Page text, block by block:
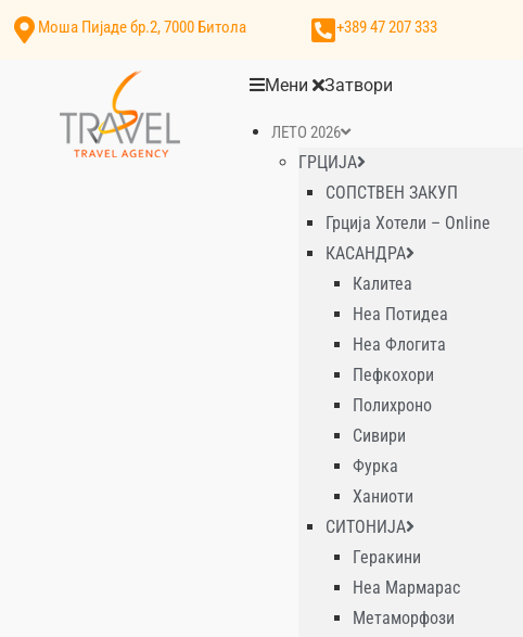
Моша Пијаде бр.2, 7000 Битола +389 47 207 333
Мени Затвори
ЛЕТО 2026
ГРЦИЈА
СОПСТВЕН ЗАКУП
Грција Хотели – Online
КАСАНДРА
Калитеа
Неа Потидеа
Неа Флогита
Пефкохори
Полихроно
Сивири
Фурка
Ханиоти
СИТОНИЈА
Геракини
Неа Мармарас
Метаморфози